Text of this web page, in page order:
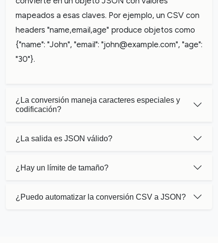
mapeados a esas claves. Por ejemplo, un CSV con
headers "name,email,age" produce objetos como
{"name": "John", "email": "john@example.com", "age":
"30"}.
¿La conversión maneja caracteres especiales y
codificación?
¿La salida es JSON válido?
¿Hay un límite de tamaño?
¿Puedo automatizar la conversión CSV a JSON?